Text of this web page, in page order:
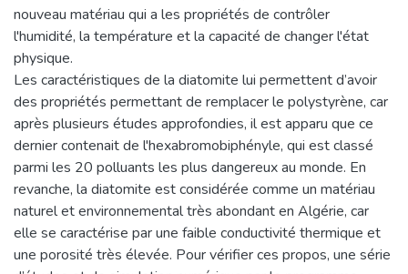
nouveau matériau qui a les propriétés de contrôler
l'humidité, la température et la capacité de changer l'état
physique.
Les caractéristiques de la diatomite lui permettent d’avoir
des propriétés permettant de remplacer le polystyrène, car
après plusieurs études approfondies, il est apparu que ce
dernier contenait de l'hexabromobiphényle, qui est classé
parmi les 20 polluants les plus dangereux au monde. En
revanche, la diatomite est considérée comme un matériau
naturel et environnemental très abondant en Algérie, car
elle se caractérise par une faible conductivité thermique et
une porosité très élevée. Pour vérifier ces propos, une série